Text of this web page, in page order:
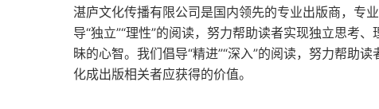
什么是知识
知识和信念要分开
湛庐文化传播有限公司是国内领先的专业出版商，专
导“独立”“理性”的阅读，努力帮助读者实现独立思考
昧的心智。我们倡导“精进”“深入”的阅读，努力帮助
化成出版相关者应获得的价值。